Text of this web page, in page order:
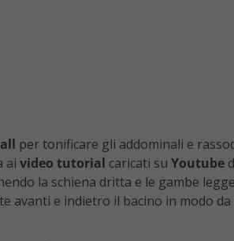
per tonificare gli addominali e
ai video tutorial caricati su Youtube
la schiena dritta e le gambe
avanti e indietro il bacino in modo